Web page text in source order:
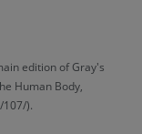
edition of Gray's
Human Body,
).